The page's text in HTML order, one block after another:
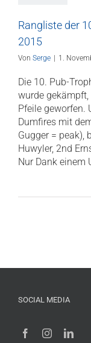
Rangliste der
2015
Von Serge 1.
Die 10. Pub-
wurde
Pfeile geworfen.
Dumfires mit
Gugger = peak),
Huwyler, 2nd
Nur Dank einem
SOCIAL MEDIA